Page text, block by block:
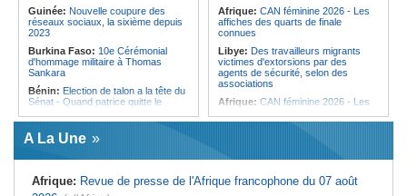
Guinée: Nouvelle coupure des
réseaux sociaux, la sixième depuis
2023
Burkina Faso: 10e Cérémonial
d'hommage militaire à Thomas
Sankara
Bénin: Election de talon a la tête du
Sénat - Quand patrice quitte le
Cameroun:
Biya - Le fantôme d'Etoudi de
cardinal d'Abuja provoque l'ire du
président Bola Tinubu
Afrique: CAN féminine 2026 - Les
affiches des quarts de finale
connues
Libye: Des travailleurs migrants
victimes d'extorsions par des
agents de sécurité, selon des
associations
Afrique: CAN féminine 2026 - Les
de finale
Infantino marquera-t-il le but de son
maintien ?
A La Une
Afrique: Revue de presse de l'Afrique francophone du 07 août